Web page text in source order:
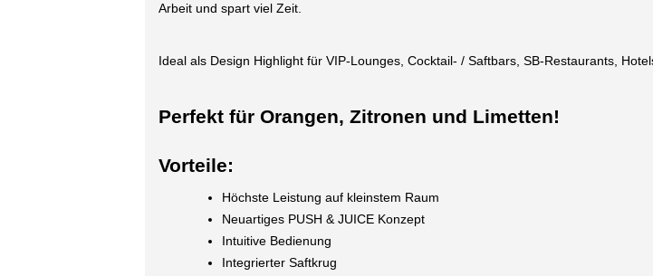
Arbeit und spart viel Zeit.
Ideal als Design Highlight für VIP-Lounges, Cocktail- / Saftbars, SB-Restaurants,
Perfekt für Orangen, Zitronen und Limetten!
Vorteile:
Höchste Leistung auf kleinstem Raum
Neuartiges PUSH & JUICE Konzept
Intuitive Bedienung
Integrierter Saftkrug